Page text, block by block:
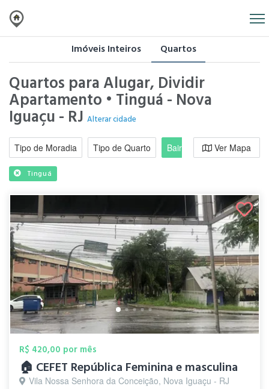
Imóveis Inteiros Quartos
Quartos para Alugar, Dividir
Apartamento • Tinguá - Nova
Iguaçu - RJ Alterar cidade
Tipo de Moradia Tipo de Quarto Bairro / RegiãoVer Mapa
Tinguá
R$ 420,00 por mês
🏠 CEFET República Feminina e masculina
Vila Nossa Senhora da Conceição, Nova Iguaçu - RJ